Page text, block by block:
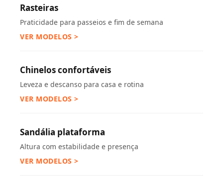
Rasteiras
Praticidade para passeios e fim de semana
VER MODELOS >
Chinelos confortáveis
Leveza e descanso para casa e rotina
VER MODELOS >
Sandália plataforma
Altura com estabilidade e presença
VER MODELOS >